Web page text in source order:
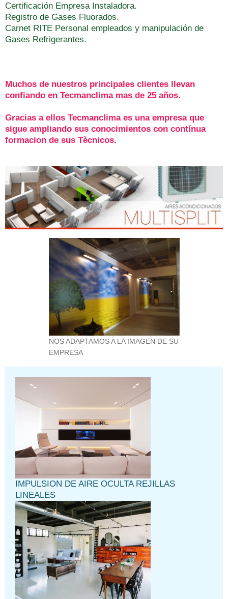
Certificación Empresa Instaladora.
Registro de Gases Fluorados.
Carnet RITE Personal empleados y manipulación de
Gases Refrigerantes.
Muchos de nuestros principales clientes llevan
confiando en Tecmanclima mas de 25 años.
Gracias a ellos Tecmanclima es una empresa que
sigue ampliando sus conocimientos con contínua
formacion de sus Tècnicos.
NOS ADAPTAMOS A LA IMAGEN DE SU
EMPRESA
IMPULSION DE AIRE OCULTA REJILLAS
LINEALES